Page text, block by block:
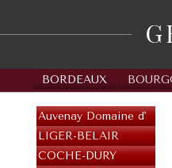
BORDEAUX
Auvenay Domaine d'
LIGER-BELAIR
COCHE-DURY